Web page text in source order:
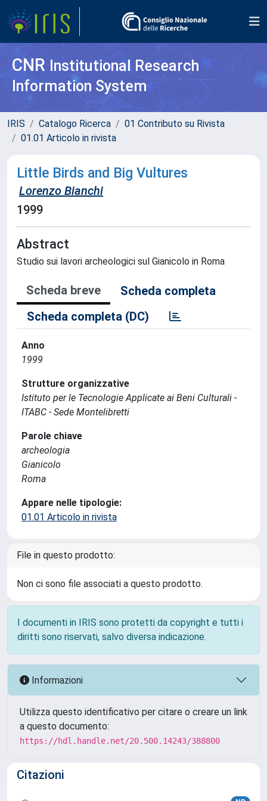
CNR Institutional Research
Information System
IRIS Catalogo Ricerca
01 Contributo su Rivista
01.01 Articolo in rivista
Little Birds and Big Vultures
Lorenzo Bianchi
1999
Abstract
Studio sui lavori archeologici sul Gianicolo in Roma
Scheda breve
Scheda completa
Scheda completa (DC)
Anno
1999
Strutture organizzative
Istituto per le Tecnologie Applicate ai Beni Culturali -
ITABC - Sede Montelibretti
Parole chiave
archeologia
Gianicolo
Roma
Appare nelle tipologie:
01.01 Articolo in rivista
File in questo prodotto:
Non ci sono file associati a questo prodotto.
I documenti in IRIS sono protetti da copyright e tutti i
diritti sono riservati, salvo diversa indicazione.
Informazioni
Utilizza questo identificativo per citare o creare un link
a questo documento:
https://hdl.handle.net/20.500.14243/388800
Citazioni